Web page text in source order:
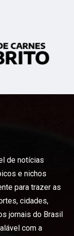
de notícias
e nichos
para trazer as
cidades,
jornais do Brasil
com a